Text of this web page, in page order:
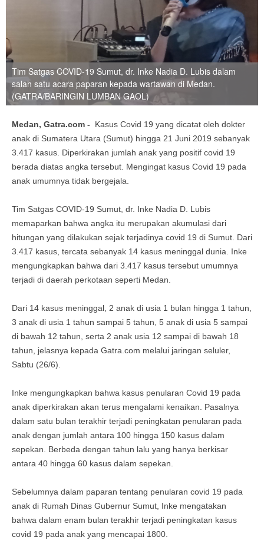
Tim Satgas COVID-19 Sumut, dr. Inke Nadia D. Lubis dalam
salah satu acara paparan kepada wartawan di Medan.
(GATRA/BARINGIN LUMBAN GAOL)
Medan, Gatra.com -
Kasus Covid 19 yang dicatat oleh dokter
anak di Sumatera Utara (Sumut) hingga 21 Juni 2019 sebanyak
3.417 kasus. Diperkirakan jumlah anak yang positif covid 19
berada diatas angka tersebut. Mengingat kasus Covid 19 pada
anak umumnya tidak bergejala.
Tim Satgas COVID-19 Sumut, dr. Inke Nadia D. Lubis
memaparkan bahwa angka itu merupakan akumulasi dari
hitungan yang dilakukan sejak terjadinya covid 19 di Sumut. Dari
3.417 kasus, tercata sebanyak 14 kasus meninggal dunia. Inke
mengungkapkan bahwa dari 3.417 kasus tersebut umumnya
terjadi di daerah perkotaan seperti Medan.
Dari 14 kasus meninggal, 2 anak di usia 1 bulan hingga 1 tahun,
3 anak di usia 1 tahun sampai 5 tahun, 5 anak di usia 5 sampai
di bawah 12 tahun, serta 2 anak usia 12 sampai di bawah 18
tahun, jelasnya kepada Gatra.com melalui jaringan seluler,
Sabtu (26/6).
Inke mengungkapkan bahwa kasus penularan Covid 19 pada
anak diperkirakan akan terus mengalami kenaikan. Pasalnya
dalam satu bulan terakhir terjadi peningkatan penularan pada
anak dengan jumlah antara 100 hingga 150 kasus dalam
sepekan. Berbeda dengan tahun lalu yang hanya berkisar
antara 40 hingga 60 kasus dalam sepekan.
Sebelumnya dalam paparan tentang penularan covid 19 pada
anak di Rumah Dinas Gubernur Sumut, Inke mengatakan
bahwa dalam enam bulan terakhir terjadi peningkatan kasus
covid 19 pada anak yang mencapai 1800.